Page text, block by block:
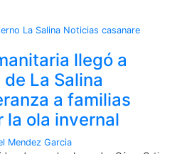
La Salina Noticias casanare
llegó a
La Salina
a familias
la ola invernal
Mendez Garcia